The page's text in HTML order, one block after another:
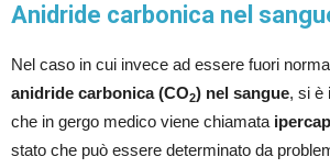
Anidride carbonica nel
Nel caso in cui invece ad essere fuori
anidride carbonica (CO2) nel sangue, si è
che in gergo medico viene chiamata
stato che può essere determinato da